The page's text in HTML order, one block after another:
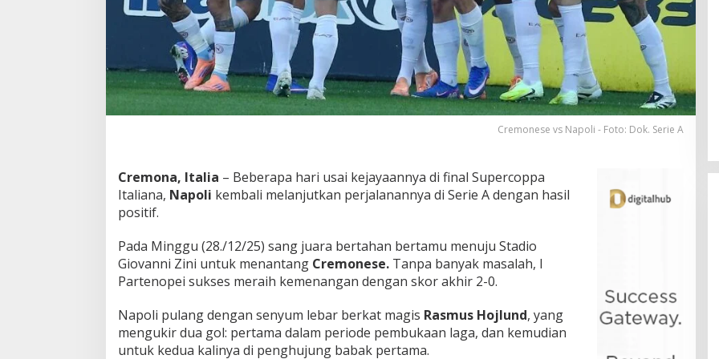
t
a
n
g
L
m
a
p
o
l
a
g
a
A
a
D
i
Cremonese vs Napoli - Foto: Dok. Serie A
Cremona, Italia – Beberapa hari usai kejayaannya di final Supercoppa
Italiana, Napoli kembali melanjutkan perjalanannya di Serie A dengan hasil
positif.
Pada Minggu (28./12/25) sang juara bertahan bertamu menuju Stadio
Giovanni Zini untuk menantang Cremonese. Tanpa banyak masalah, I
Partenopei sukses meraih kemenangan dengan skor akhir 2-0.
Napoli pulang dengan senyum lebar berkat magis Rasmus Hojlund, yang
mengukir dua gol: pertama dalam periode pembukaan laga, dan kemudian
untuk kedua kalinya di penghujung babak pertama.